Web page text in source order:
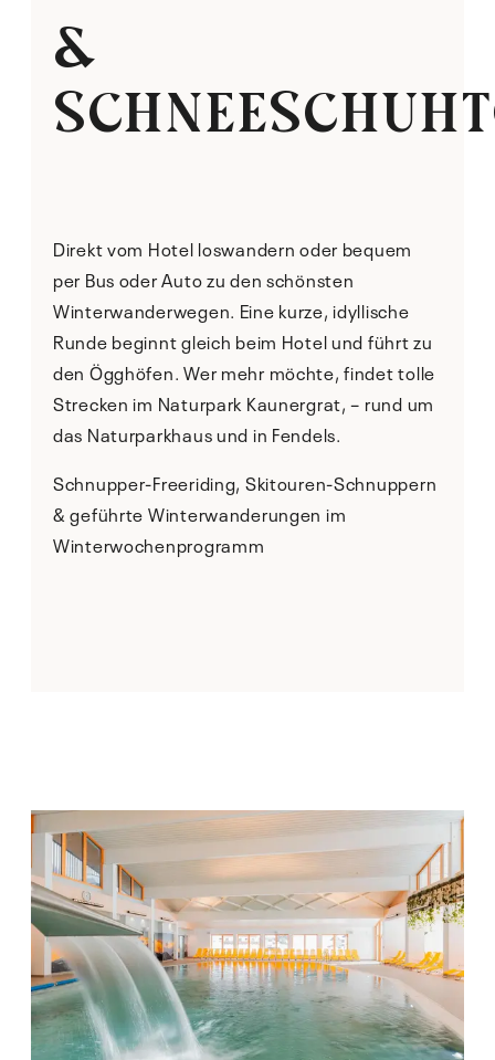
&
Direkt vom Hotel loswandern oder bequem
per Bus oder Auto zu den schönsten
Winterwanderwegen. Eine kurze, idyllische
Runde beginnt gleich beim Hotel und führt zu
den Ögghöfen. Wer mehr möchte, findet tolle
Strecken im Naturpark Kaunergrat, – rund um
das Naturparkhaus und in Fendels.
Schnupper-Freeriding, Skitouren-Schnuppern
& geführte Winterwanderungen im
Winterwochenprogramm